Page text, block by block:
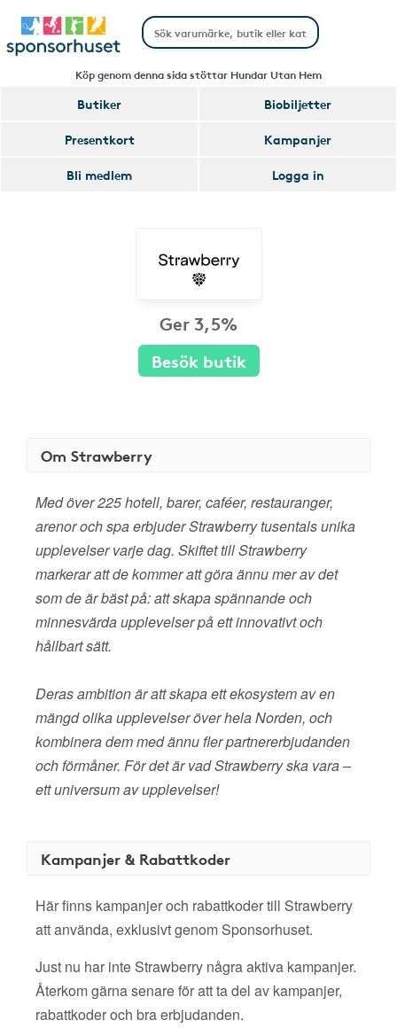
Köp genom denna sida stöttar Hundar Utan Hem
Butiker
Biobiljetter
Presentkort
Kampanjer
Bli medlem
Logga in
Ger 3,5%
Besök butik
Om Strawberry
Med över 225 hotell, barer, caféer, restauranger,
arenor och spa erbjuder Strawberry tusentals unika
upplevelser varje dag. Skiftet till Strawberry
markerar att de kommer att göra ännu mer av det
som de är bäst på: att skapa spännande och
minnesvärda upplevelser på ett innovativt och
hållbart sätt.
Deras ambition är att skapa ett ekosystem av en
mängd olika upplevelser över hela Norden, och
kombinera dem med ännu fler partnererbjudanden
och förmåner. För det är vad Strawberry ska vara –
ett universum av upplevelser!
Kampanjer & Rabattkoder
Här finns kampanjer och rabattkoder till Strawberry
att använda, exklusivt genom Sponsorhuset.
Just nu har inte Strawberry några aktiva kampanjer.
Återkom gärna senare för att ta del av kampanjer,
rabattkoder och bra erbjudanden.